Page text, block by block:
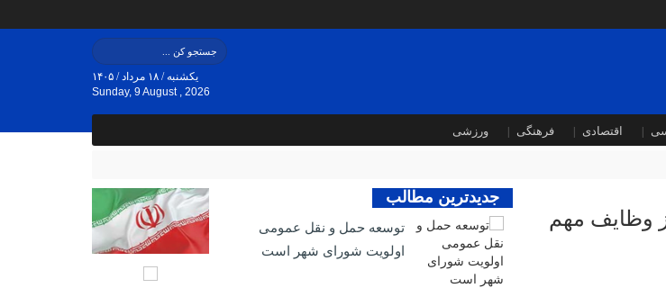
یکشنبه / ۱۸ مرداد / ۱۴۰۵
Sunday, 9 August , 2026
اقتصادی فرهنگی ورزشی
وظایف مهم
جدیدترین مطالب
توسعه حمل و نقل عمومی
اولویت شورای شهر است